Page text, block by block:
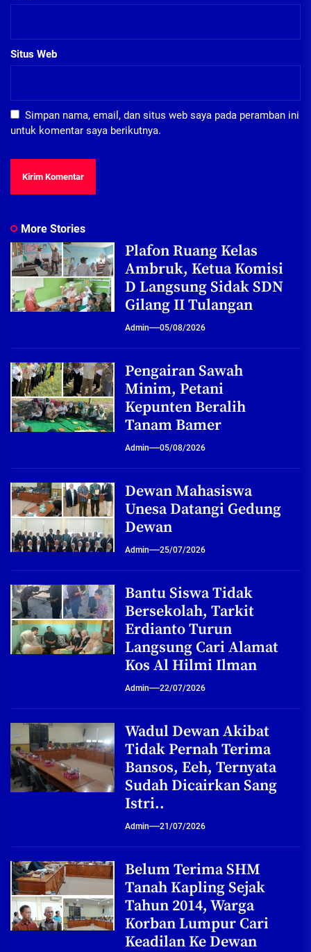
Situs Web
Simpan nama, email, dan situs web saya pada peramban ini
untuk komentar saya berikutnya.
More Stories
Plafon Ruang Kelas
Ambruk, Ketua Komisi
D Langsung Sidak SDN
Gilang II Tulangan
Admin 05/08/2026
Pengairan Sawah
Minim, Petani
Kepunten Beralih
Tanam Bamer
Admin 05/08/2026
Dewan Mahasiswa
Unesa Datangi Gedung
Dewan
Admin 25/07/2026
Bantu Siswa Tidak
Bersekolah, Tarkit
Erdianto Turun
Langsung Cari Alamat
Kos Al Hilmi Ilman
Admin 22/07/2026
Wadul Dewan Akibat
Tidak Pernah Terima
Bansos, Eeh, Ternyata
Sudah Dicairkan Sang
Istri..
Admin 21/07/2026
Belum Terima SHM
Tanah Kapling Sejak
Tahun 2014, Warga
Korban Lumpur Cari
Keadilan Ke Dewan